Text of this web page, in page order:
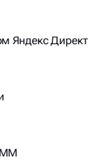
Яндекс Директ